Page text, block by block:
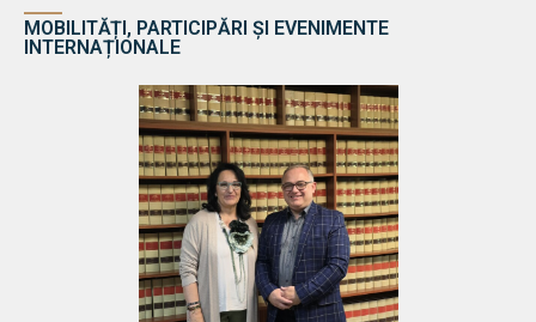
MOBILITĂȚI, PARTICIPĂRI ȘI EVENIMENTE
INTERNAȚIONALE